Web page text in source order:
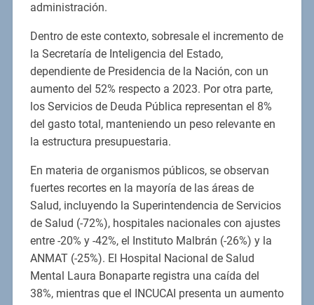
administración.
Dentro de este contexto, sobresale el incremento de
la Secretaría de Inteligencia del Estado,
dependiente de Presidencia de la Nación, con un
aumento del 52% respecto a 2023. Por otra parte,
los Servicios de Deuda Pública representan el 8%
del gasto total, manteniendo un peso relevante en
la estructura presupuestaria.
En materia de organismos públicos, se observan
fuertes recortes en la mayoría de las áreas de
Salud, incluyendo la Superintendencia de Servicios
de Salud (-72%), hospitales nacionales con ajustes
entre -20% y -42%, el Instituto Malbrán (-26%) y la
ANMAT (-25%). El Hospital Nacional de Salud
Mental Laura Bonaparte registra una caída del
38%, mientras que el INCUCAI presenta un aumento